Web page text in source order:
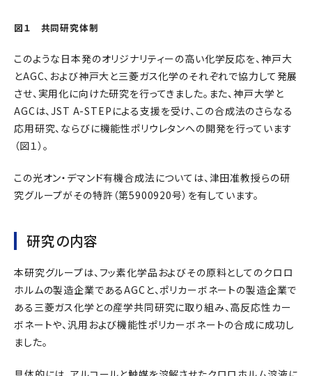
図１ 共同研究体制
このような日本発のオリジナリティーの高い化学反応を、神戸大
とAGC、および神戸大と三菱ガス化学のそれぞれで協力して発展
させ、実用化に向けた研究を行ってきました。また、神戸大学と
AGCは、JST A-STEPによる支援を受け、この合成法のさらなる
応用研究、ならびに機能性ポリウレタンへの開発を行っています
（図１）。
この光オン・デマンド有機合成法については、津田准教授らの研
究グループがその特許（第5900920号）を有しています。
研究の内容
本研究グループは、フッ素化学品およびその原料としてのクロロ
ホルムの製造企業であるAGCと、ポリカーボネートの製造企業で
ある三菱ガス化学との産学共同研究に取り組み、高反応性カー
ボネートや、汎用および機能性ポリカーボネートの合成に成功し
ました。